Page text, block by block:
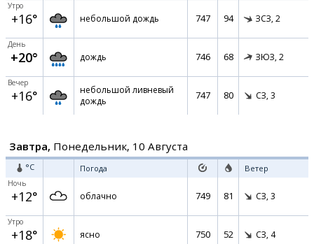
Утро
+16° небольшой дождь 747 94 ЗСЗ, 2
День
+20° дождь 746 68 ЗЮЗ, 2
Вечер
+16°
небольшой ливневый
дождь
747 80 СЗ, 3
Завтра, Понедельник, 10 Августа
°C Погода Ветер
Ночь
+12° облачно 749 81 СЗ, 3
Утро
+18° ясно 750 52 СЗ, 4